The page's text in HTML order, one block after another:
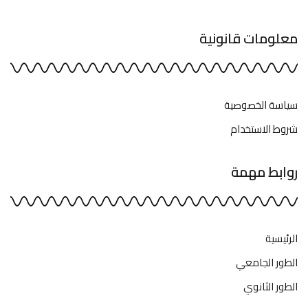
معلومات قانونية
سياسة الخصوصية
شروط الاستخدام
روابط مهمة
الرئيسية
الطور الجامعي
الطور الثانوي